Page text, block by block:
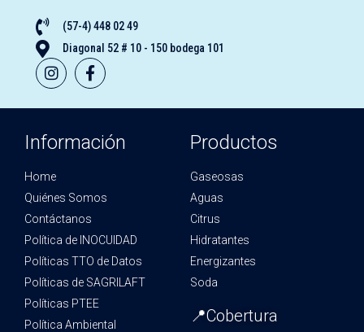
(57-4) 448 02 49
Diagonal 52 # 10 - 150 bodega 101
Información
Home
Quiénes Somos
Contáctanos
Política de INOCUIDAD
Políticas TTO de Datos
Políticas de SAGRILAFT
Políticas PTEE
Política Ambiental
Productos
Gaseosas
Aguas
Citrus
Hidratantes
Energizantes
Soda
📍Cobertura